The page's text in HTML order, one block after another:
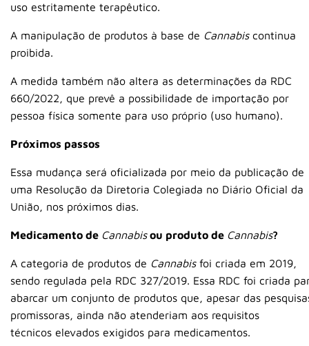
uso estritamente terapêutico.
A manipulação de produtos à base de Cannabiscontinua
proibida.
A medida também não altera as determinações da RDC
660/2022, que prevê a possibilidade de importação por
pessoa física somente para uso próprio (uso humano).
Próximos passos
Essa mudança será oficializada por meio da publicação de
uma Resolução da Diretoria Colegiada no Diário Oficial da
União, nos próximos dias.
Medicamento de Cannabisou produto de Cannabis?
A categoria de produtos de Cannabis foi criada em 2019,
sendo regulada pela RDC 327/2019. Essa RDC foi criada
abarcar um conjunto de produtos que, apesar das
promissoras, ainda não atenderiam aos requisitos
técnicos elevados exigidos para medicamentos.